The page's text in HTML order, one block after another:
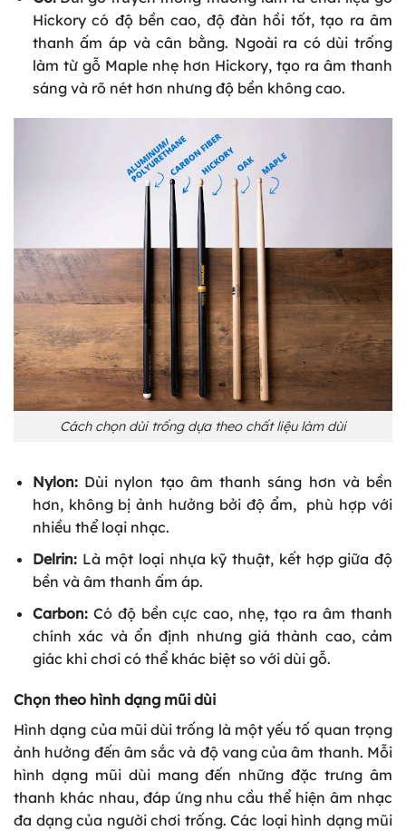
Hickory có độ bền cao, độ đàn hồi tốt, tạo ra âm
thanh ấm áp và cân bằng. Ngoài ra có dùi trống
làm từ gỗ Maple nhẹ hơn Hickory, tạo ra âm thanh
sáng và rõ nét hơn nhưng độ bền không cao.
Cách chọn dùi trống dựa theo chất liệu làm dùi
Nylon:Dùi nylon tạo âm thanh sáng hơn và bền
hơn, không bị ảnh hưởng bởi độ ẩm, phù hợp với
nhiều thể loại nhạc.
Delrin:Là một loại nhựa kỹ thuật, kết hợp giữa độ
bền và âm thanh ấm áp.
Carbon: Có độ bền cực cao, nhẹ, tạo ra âm thanh
chính xác và ổn định nhưng giá thành cao, cảm
giác khi chơi có thể khác biệt so với dùi gỗ.
Chọn theo hình dạng mũi dùi
Hình dạng của mũi dùi trống là một yếu tố quan trọng
ảnh hưởng đến âm sắc và độ vang của âm thanh. Mỗi
hình dạng mũi dùi mang đến những đặc trưng âm
thanh khác nhau, đáp ứng nhu cầu thể hiện âm nhạc
đa dạng của người chơi trống. Các loại hình dạng mũi